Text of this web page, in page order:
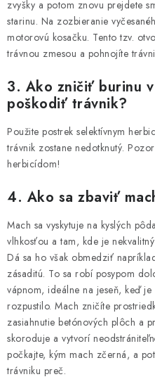
zvyšky a potom znovu prejdete
starinu. Na zozbieranie
motorovú kosačku. Tento tzv.
trávnou zmesou a pohnojíte
3. Ako zničiť burinu
poškodiť trávnik?
Použite postrek selektívnym
trávnik zostane nedotknutý.
herbicídom!
4. Ako sa zbaviť
Mach sa vyskytuje na kyslých
vlhkosťou a tam, kde je
Dá sa ho však obmedziť
zásaditú. To sa robí posypom
vápnom, ideálne na jeseň, keď
rozpustilo. Mach zničíte
zasiahnutie betónových plôch a
skoroduje a vytvorí
počkajte, kým mach zčerná, a
trávniku preč.